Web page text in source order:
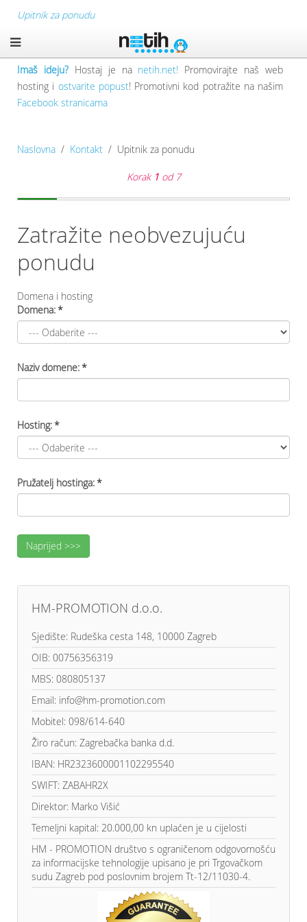
Upitnik za ponudu
Imaš ideju?Hostaj je na netih.net! Promovirajte naš web
hosting i ostvarite popust! Promotivni kod potražite na našim
Facebook stranicama
Naslovna Kontakt Upitnik za ponudu
Korak 1od 7
Zatražite neobvezujuću
ponudu
Domena i hosting
Domena:*
Naziv domene:*
Hosting:*
Pružatelj hostinga:*
HM-PROMOTION d.o.o.
Sjedište: Rudeška cesta 148, 10000 Zagreb
OIB: 00756356319
MBS: 080805137
Email: info@hm-promotion.com
Mobitel: 098/614-640
Žiro račun: Zagrebačka banka d.d.
IBAN: HR2323600001102295540
SWIFT: ZABAHR2X
Direktor: Marko Višić
Temeljni kapital: 20.000,00 kn uplaćen je u cijelosti
HM - PROMOTION društvo s ograničenom odgovornošću
za informacijske tehnologije upisano je pri Trgovačkom
sudu Zagreb pod poslovnim brojem Tt-12/11030-4.